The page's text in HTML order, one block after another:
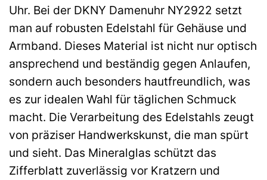
Uhr. Bei der DKNY Damenuhr NY2922 setzt
man auf robusten Edelstahl für Gehäuse und
Armband. Dieses Material ist nicht nur optisch
ansprechend und beständig gegen Anlaufen,
sondern auch besonders hautfreundlich, was
es zur idealen Wahl für täglichen Schmuck
macht. Die Verarbeitung des Edelstahls zeugt
von präziser Handwerkskunst, die man spürt
und sieht. Das Mineralglas schützt das
Zifferblatt zuverlässig vor Kratzern und